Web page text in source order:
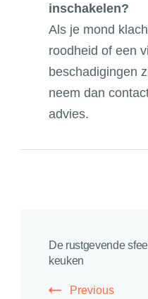
inschakelen?
Als je mond
roodheid of een
beschadigingen
neem dan
advies.
Navigation
De rustgevende
keuken
Previous